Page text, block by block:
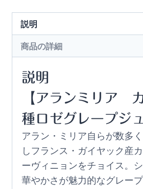
説明
商品の詳細
説明
【アランミリア
種ロゼグレープジ
アラン・ミリア自らが数多
しフランス・ガイヤック産
ーヴィニョンをチョイス。
華やかさが魅力的なグレー